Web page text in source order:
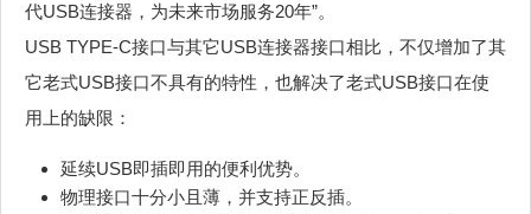
代USB连接器，为未来市场服务20年”。
USB TYPE-C接口与其它USB连接器接口相比，不仅增加了其
它老式USB接口不具有的特性，也解决了老式USB接口在使
用上的缺限：
延续USB即插即用的便利优势。
物理接口十分小且薄，并支持正反插。